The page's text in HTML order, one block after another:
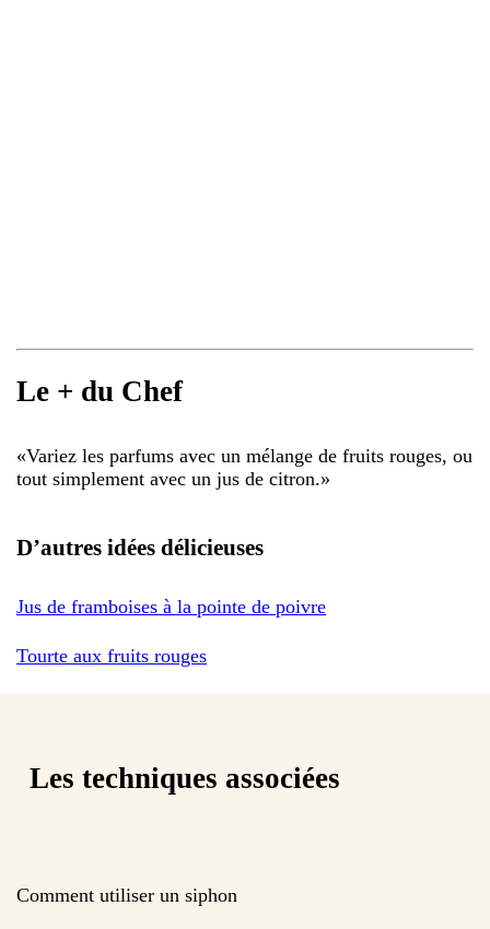
Le + du Chef
«Variez les parfums avec un mélange de fruits rouges, ou
tout simplement avec un jus de citron.»
D’autres idées délicieuses
Jus de framboises à la pointe de poivre
Tourte aux fruits rouges
Les techniques associées
Comment utiliser un siphon